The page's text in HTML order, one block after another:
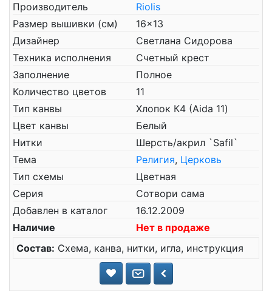
Производитель
Riolis
Размер вышивки (см)
16x13
Дизайнер
Светлана Сидорова
Техника исполнения
Счетный крест
Заполнение
Полное
Количество цветов
11
Тип канвы
Хлопок К4 (Aida 11)
Цвет канвы
Белый
Нитки
Шерсть/акрил `Safil`
Тема
Религия, Церковь
Тип схемы
Цветная
Серия
Сотвори сама
Добавлен в каталог
16.12.2009
Наличие
Нет в продаже
Состав: Схема, канва, нитки, игла, инструкция